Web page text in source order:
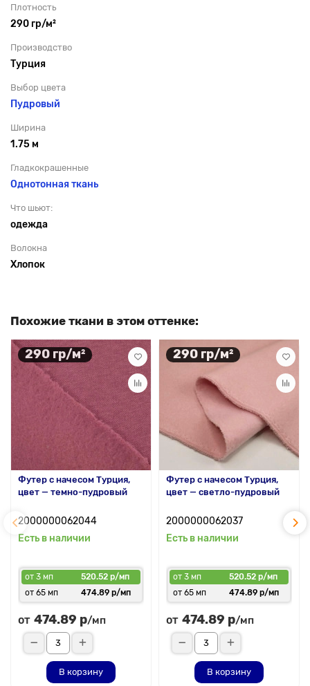
Плотность
290 гр/м²
Производство
Турция
Выбор цвета
Пудровый
Ширина
1.75 м
Гладкокрашенные
Однотонная ткань
Что шьют:
одежда
Волокна
Хлопок
Похожие ткани в этом оттенке:
290 гр/м²
Футер с начесом Турция,
цвет — темно-пудровый
2000000062044
Есть в наличии
от 3 мп
520.52 р/мп
от 65 мп
474.89 р/мп
от 474.89 р/мп
В корзину
290 гр/м²
Футер с начесом Турция,
цвет — светло-пудровый
2000000062037
Есть в наличии
от 3 мп
520.52 р/мп
от 65 мп
474.89 р/мп
от 474.89 р/мп
В корзину